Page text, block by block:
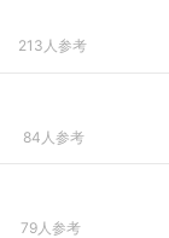
213人参考
84人参考
79人参考